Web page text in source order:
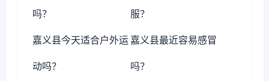
吗？ 服？
嘉义县今天适合户外运
动吗？
嘉义县最近容易感冒
吗？